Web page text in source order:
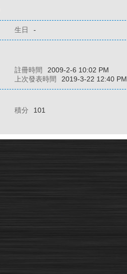
生日 -
註冊時間 2009-2-6 10:02 PM
上次發表時間 2019-3-22 12:40 PM
積分 101